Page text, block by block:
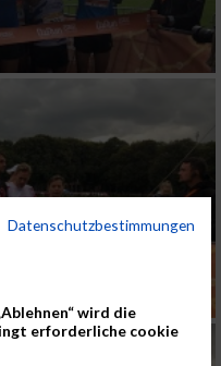
Datenschutzbestimmungen
wird die
erforderliche cookie